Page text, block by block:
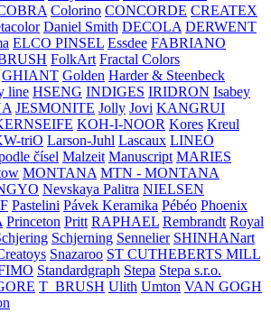
Colorino CONCORDE CREATEX
Daniel Smith DECOLA DERWENT
ELCO PINSEL Essdee FABRIANO
FolkArt Fractal Colors
GHIANT Golden Harder & Steenbeck
line HSENG INDIGES IRIDRON Isabey
JESMONITE Jolly Jovi KANGRUI
KOH-I-NOOR Kores Kreul
triO Larson-Juhl Lascaux LINEO
čísel Malzeit Manuscript MARIES
MONTANA MTN - MONTANA
Nevskaya Palitra NIELSEN
Pastelini Pávek Keramika Pébéo Phoenix
Princeton Pritt RAPHAEL Rembrandt Royal
Schjerning Sennelier SHINHANart
Snazaroo ST CUTHEBERTS MILL
Standardgraph Stepa Stepa s.r.o.
T_BRUSH Ulith Umton VAN GOGH